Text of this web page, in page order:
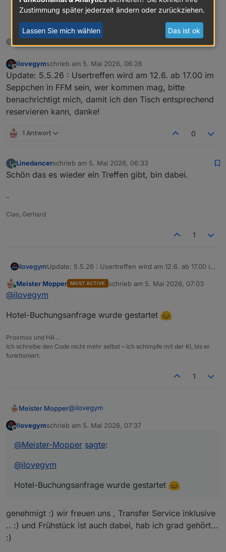
0
Offline
ilovegymschrieb am 5. Mai 2026, 06:26
zuletzt editiert von
Update: 5.5.26 : Usertreffen wird am 12.6. ab 17.00 im
Seppchen in FFM sein, wer kommen mag, bitte
benachrichtigt mich, damit ich den Tisch entsprechend
reservieren kann, danke!
1 Antwort 0
L
Online
Linedancerschrieb am 5. Mai 2026, 06:33
zuletzt editiert von
Schön das es wieder ein Treffen gibt, bin dabei.
–
Ciao, Gerhard
1
ilovegymUpdate: 5.5.26 : Usertreffen wird am 12.6. ab 17.00 im
benachrichtigt mich, damit ich den Tisch
entsprechend reservieren kann, danke!
Online
Meister Mopper MOST ACTIVE schrieb am 5. Mai 2026, 07:03
zuletzt editiert von
@ilovegym
Hotel-Buchungsanfrage wurde gestartet
Proxmox und HA ...
Ich schreibe den Code nicht mehr selbst – ich schimpfe mit der KI, bis er
funktioniert.
1
Meister Mopper@ilovegym
Hotel-Buchungsanfrage wurde gestartet
ilovegymschrieb am 5. Mai 2026, 07:37
zuletzt editiert von
@Meister-Mopper sagte:
@ilovegym
Hotel-Buchungsanfrage wurde gestartet
genehmigt :) wir freuen uns , Transfer Service inklusive
.. :) und Frühstück ist auch dabei, hab ich grad gehört...
:)
Zustimmung später jederzeit ändern oder zurückziehen.
Lassen Sie mich wählen Das ist ok